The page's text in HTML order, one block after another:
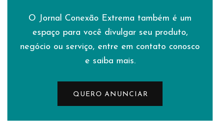
O Jornal Conexão Extrema também é um
espaço para você divulgar seu produto,
negócio ou serviço, entre em contato conosco
e saiba mais.
QUERO ANUNCIAR